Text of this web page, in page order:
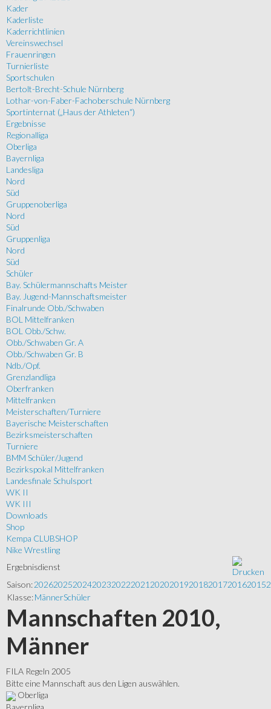
Kader
Kaderliste
Kaderrichtlinien
Vereinswechsel
Frauenringen
Turnierliste
Sportschulen
Bertolt-Brecht-Schule Nürnberg
Lothar-von-Faber-Fachoberschule Nürnberg
Sportinternat („Haus der Athleten“)
Ergebnisse
Regionalliga
Oberliga
Bayernliga
Landesliga
Nord
Süd
Gruppenoberliga
Nord
Süd
Gruppenliga
Nord
Süd
Schüler
Bay. Schülermannschafts Meister
Bay. Jugend-Mannschaftsmeister
Finalrunde Obb./Schwaben
BOL Mittelfranken
BOL Obb./Schw.
Obb./Schwaben Gr. A
Obb./Schwaben Gr. B
Ndb./Opf.
Grenzlandliga
Oberfranken
Mittelfranken
Meisterschaften/Turniere
Bayerische Meisterschaften
Bezirksmeisterschaften
Turniere
BMM Schüler/Jugend
Bezirkspokal Mittelfranken
Landesfinale Schulsport
WK II
WK III
Downloads
Shop
Kempa CLUBSHOP
Nike Wrestling
Ergebnisdienst
Saison:202620252024202320222021 202020192018201720162015
Klasse:MännerSchüler
Mannschaften 2010,
Männer
FILA Regeln 2005
Bitte eine Mannschaft aus den Ligen auswählen.
Oberliga
Bayernliga